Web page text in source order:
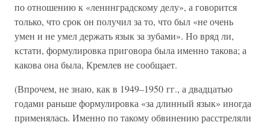
по отношению к «ленинградскому делу», а говорится
только, что срок он получил за то, что был «не очень
умен и не умел держать язык за зубами». Но вряд ли,
кстати, формулировка приговора была именно такова; а
какова она была, Кремлев не сообщает.
(Впрочем, не знаю, как в 1949–1950 гг., а двадцатью
годами раньше формулировка «за длинный язык» иногда
применялась. Именно по такому обвинению расстреляли